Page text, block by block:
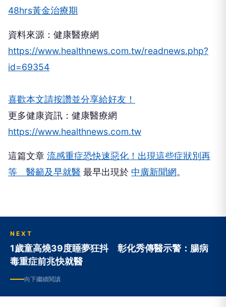
48hrs黃金治療期
資料來源：健康醫療網
https://www.healthnews.com.tw/readnews.php?
id=69354
喜歡本文請按讚並分享給好友！
更多健康資訊：健康醫療網
https://www.healthnews.com.tw
這篇文章 流感重症恐快速惡化！出現這些症狀別再
等 醫籲及早就醫 最早出現於 中廣新聞網。
NEXT
1歲童高燒39度睡夢狂抖 彰化秀傳醫示警：腸病
毒重症前兆快就醫
向下繼續閱讀